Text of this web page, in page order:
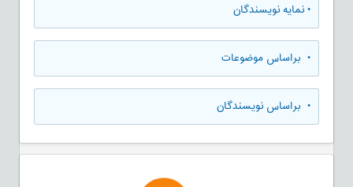
•نمایه نویسندگان
• براساس موضوعات
• براساس نویسندگان